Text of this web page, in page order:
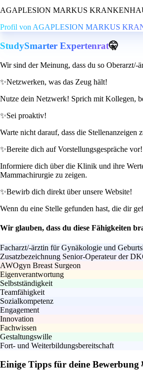
AGAPLESION MARKUS
Profil von AGAPLESION MARKUS
StudySmarter Expertenrat🤫
Wir sind der Meinung, dass du so
✨Netzwerken, was das Zeug hält!
Nutze dein Netzwerk! Sprich mit Kollegen,
✨Sei proaktiv!
Warte nicht darauf, dass die
✨Bereite dich auf Vorstellungsgespräche vor!
Informiere dich über die Klinik und ihre
Mammachirurgie zu zeigen.
✨Bewirb dich direkt über unsere Website!
Wenn du eine Stelle gefunden hast, die dir
Wir glauben, dass du diese Fähigkeiten
Facharzt/-ärztin für Gynäkologie und
Zusatzbezeichnung Senior-Operateur der
AWOgyn Breast Surgeon
Eigenverantwortung
Selbstständigkeit
Teamfähigkeit
Sozialkompetenz
Engagement
Innovation
Fachwissen
Gestaltungswille
Fort- und Weiterbildungsbereitschaft
Einige Tipps für deine Bewerbung